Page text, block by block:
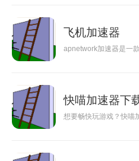
飞机加速器
apnetwork加速器是一
快喵加速器下
想要畅快玩游戏？快喵